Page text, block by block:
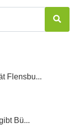
Flensbu...
Bü...